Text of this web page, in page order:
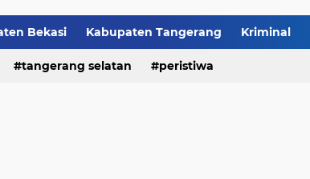
Bekasi Kabupaten Tangerang Kriminal
tangerang selatan peristiwa